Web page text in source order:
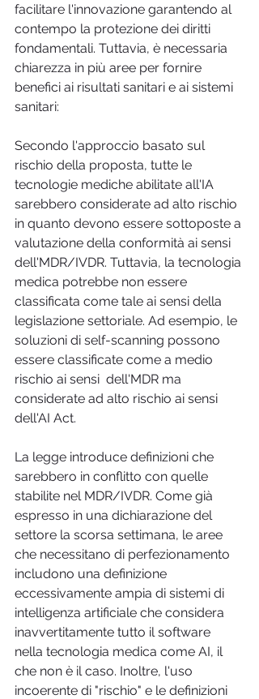
facilitare l'innovazione garantendo al
contempo la protezione dei diritti
fondamentali. Tuttavia, è necessaria
chiarezza in più aree per fornire
benefici ai risultati sanitari e ai sistemi
sanitari:
Secondo l'approccio basato sul
rischio della proposta, tutte le
tecnologie mediche abilitate all'IA
sarebbero considerate ad alto rischio
in quanto devono essere sottoposte a
valutazione della conformità ai sensi
dell'MDR/IVDR. Tuttavia, la tecnologia
medica potrebbe non essere
classificata come tale ai sensi della
legislazione settoriale. Ad esempio, le
soluzioni di self-scanning possono
essere classificate come a medio
rischio ai sensi  dell'MDR ma
considerate ad alto rischio ai sensi
dell'AI Act.
La legge introduce definizioni che
sarebbero in conflitto con quelle
stabilite nel MDR/IVDR. Come già
espresso in una dichiarazione del
settore la scorsa settimana, le aree
che necessitano di perfezionamento
includono una definizione
eccessivamente ampia di sistemi di
intelligenza artificiale che considera
inavvertitamente tutto il software
nella tecnologia medica come AI, il
che non è il caso. Inoltre, l'uso
incoerente di "rischio" e le definizioni